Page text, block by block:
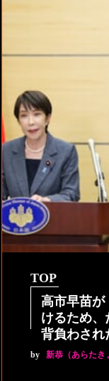
TOP
高市早苗が
けるため、
背負わされ
by 新恭（あらた